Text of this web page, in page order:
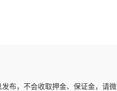
布，不会收取押金、保证金，请微